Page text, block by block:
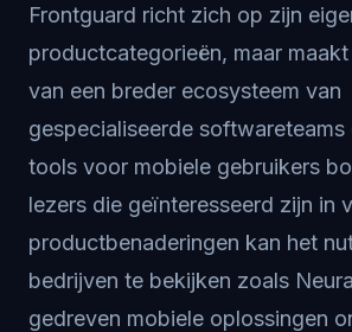
Frontguard richt zich op zijn
productcategorieën, maar
van een breder ecosysteem van
gespecialiseerde
tools voor mobiele gebruikers
lezers die geïnteresseerd zijn in
productbenaderingen kan het
bedrijven te bekijken zoals
gedreven mobiele oplossingen